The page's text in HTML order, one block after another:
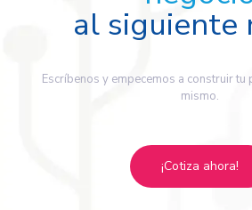
al siguiente
Escríbenos y empecemos a construir
mismo.
¡Cotiza ahora!